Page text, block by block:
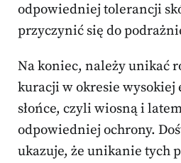
odpowiedniej tolerancji
przyczynić się do
Na koniec, należy unikać
kuracji w okresie wysokiej
słońce, czyli wiosną i
odpowiedniej ochrony.
ukazuje, że unikanie tych